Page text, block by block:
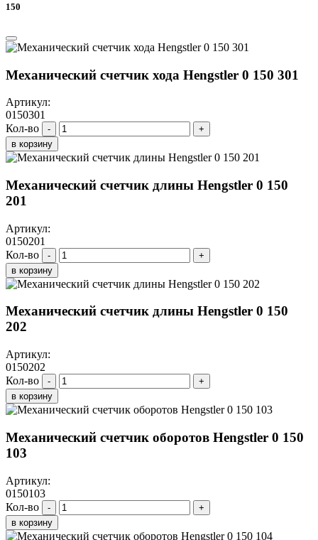
150
Механический счетчик хода Hengstler 0 150 301
Артикул:
0150301
Кол-во
-
+
в корзину
Механический счетчик длины Hengstler 0 150
201
Артикул:
0150201
Кол-во
-
+
в корзину
Механический счетчик длины Hengstler 0 150
202
Артикул:
0150202
Кол-во
-
+
в корзину
Механический счетчик оборотов Hengstler 0 150
103
Артикул:
0150103
Кол-во
-
+
в корзину